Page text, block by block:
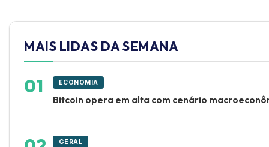
MAIS LIDAS DA SEMANA
ECONOMIA
Bitcoin opera em alta com cenário
GERAL